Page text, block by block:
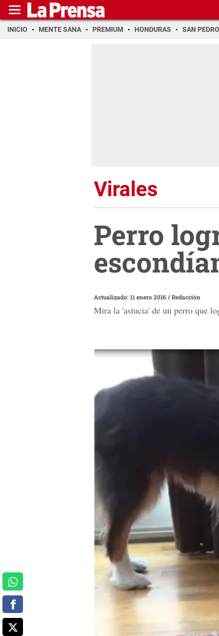
INICIO MENTE SANA PREMIUM HONDURAS SAN PEDRO
Virales
Perro
Actualizado: 11 enero 2016/Redacción
Mira la 'astucia' de un perro que